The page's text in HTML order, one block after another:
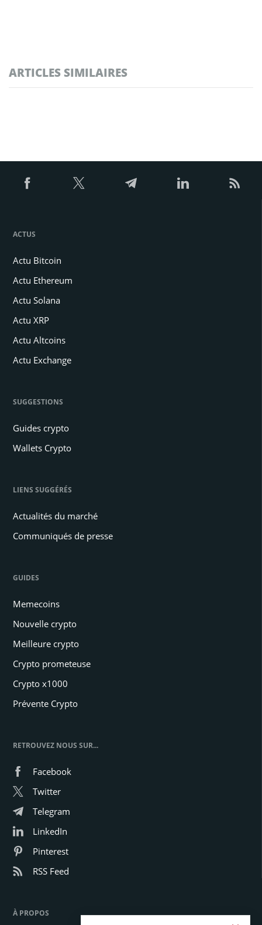
ARTICLES SIMILAIRES
ACTUS
Actu Bitcoin
Actu Ethereum
Actu Solana
Actu XRP
Actu Altcoins
Actu Exchange
SUGGESTIONS
Guides crypto
Wallets Crypto
LIENS SUGGÉRÉS
Actualités du marché
Communiqués de presse
GUIDES
Memecoins
Nouvelle crypto
Meilleure crypto
Crypto prometeuse
Crypto x1000
Prévente Crypto
RETROUVEZ NOUS SUR...
Facebook
Twitter
Telegram
LinkedIn
Pinterest
RSS Feed
À PROPOS